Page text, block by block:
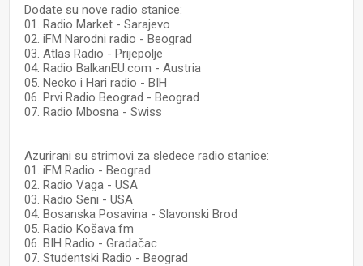
Dodate su nove radio stanice:
01. Radio Market - Sarajevo
02. iFM Narodni radio - Beograd
03. Atlas Radio - Prijepolje
04. Radio BalkanEU.com - Austria
05. Necko i Hari radio - BIH
06. Prvi Radio Beograd - Beograd
07. Radio Mbosna - Swiss
Azurirani su strimovi za sledece radio stanice:
01. iFM Radio - Beograd
02. Radio Vaga - USA
03. Radio Seni - USA
04. Bosanska Posavina - Slavonski Brod
05. Radio Košava.fm
06. BIH Radio - Gradačac
07. Studentski Radio - Beograd